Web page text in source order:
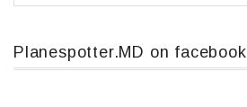
Planespotter.MD on facebook